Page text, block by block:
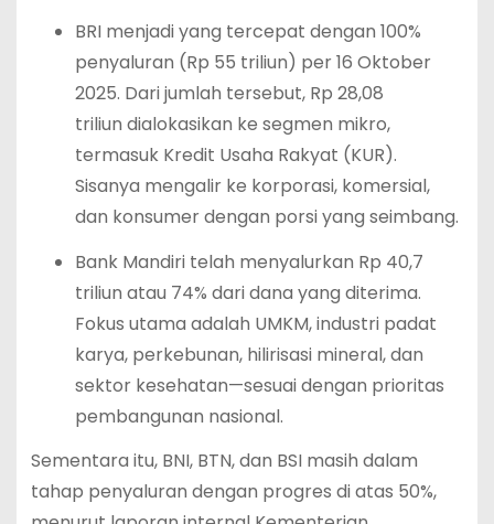
BRI menjadi yang tercepat dengan 100%
penyaluran (Rp 55 triliun) per 16 Oktober
2025. Dari jumlah tersebut, Rp 28,08
triliun dialokasikan ke segmen mikro,
termasuk Kredit Usaha Rakyat (KUR).
Sisanya mengalir ke korporasi, komersial,
dan konsumer dengan porsi yang seimbang.
Bank Mandiri telah menyalurkan Rp 40,7
triliun atau 74% dari dana yang diterima.
Fokus utama adalah UMKM, industri padat
karya, perkebunan, hilirisasi mineral, dan
sektor kesehatan—sesuai dengan prioritas
pembangunan nasional.
Sementara itu, BNI, BTN, dan BSI masih dalam
tahap penyaluran dengan progres di atas 50%,